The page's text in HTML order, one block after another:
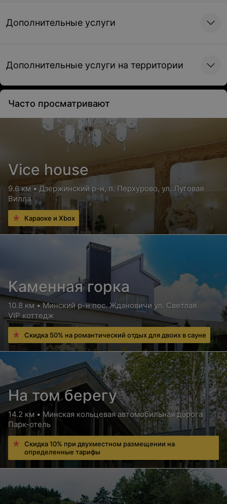
Дополнительные услуги
Дополнительные услуги на территории
Часто просматривают
Vice house
9.6 км • Дзержинский р-н, п. Перхурово, ул. Луговая
Вилла
Караоке и Xbox
Каменная горка
10.8 км • Минский р-н пос. Ждановичи ул. Светлая
VIP коттедж
Скидка 50% на романтический отдых для двоих в сауне
На том берегу
14.2 км • Минская кольцевая автомобильная дорога
Парк-отель
Скидка 10% при двухместном размещении на
определенные тарифы